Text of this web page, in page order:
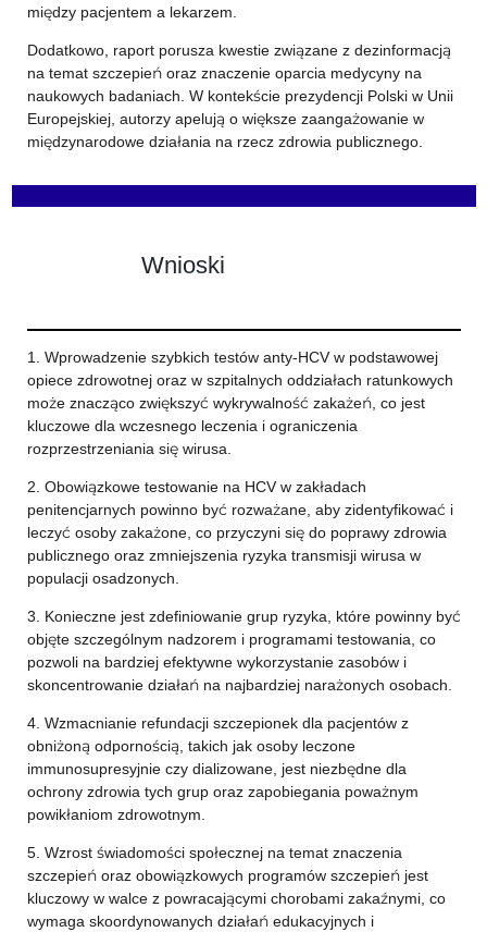
między pacjentem a lekarzem.
Dodatkowo, raport porusza kwestie związane z dezinformacją
na temat szczepień oraz znaczenie oparcia medycyny na
naukowych badaniach. W kontekście prezydencji Polski w Unii
Europejskiej, autorzy apelują o większe zaangażowanie w
międzynarodowe działania na rzecz zdrowia publicznego.
Wnioski
1. Wprowadzenie szybkich testów anty-HCV w podstawowej
opiece zdrowotnej oraz w szpitalnych oddziałach ratunkowych
może znacząco zwiększyć wykrywalność zakażeń, co jest
kluczowe dla wczesnego leczenia i ograniczenia
rozprzestrzeniania się wirusa.
2. Obowiązkowe testowanie na HCV w zakładach
penitencjarnych powinno być rozważane, aby zidentyfikować i
leczyć osoby zakażone, co przyczyni się do poprawy zdrowia
publicznego oraz zmniejszenia ryzyka transmisji wirusa w
populacji osadzonych.
3. Konieczne jest zdefiniowanie grup ryzyka, które powinny być
objęte szczególnym nadzorem i programami testowania, co
pozwoli na bardziej efektywne wykorzystanie zasobów i
skoncentrowanie działań na najbardziej narażonych osobach.
4. Wzmacnianie refundacji szczepionek dla pacjentów z
obniżoną odpornością, takich jak osoby leczone
immunosupresyjnie czy dializowane, jest niezbędne dla
ochrony zdrowia tych grup oraz zapobiegania poważnym
powikłaniom zdrowotnym.
5. Wzrost świadomości społecznej na temat znaczenia
szczepień oraz obowiązkowych programów szczepień jest
kluczowy w walce z powracającymi chorobami zakaźnymi, co
wymaga skoordynowanych działań edukacyjnych i